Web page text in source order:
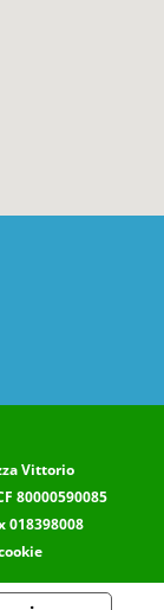
Vittorio
80000590085
018398008